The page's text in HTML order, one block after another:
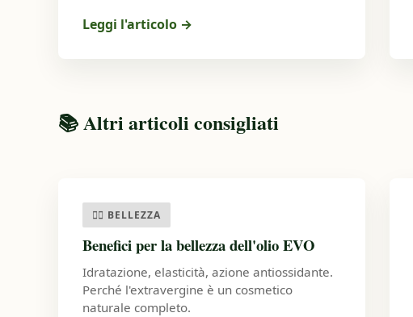
Leggi l'articolo →
📚 Altri articoli consigliati
💆‍♀️ BELLEZZA
Benefici per la bellezza dell'olio EVO
Idratazione, elasticità, azione antiossidante.
Perché l'extravergine è un cosmetico
naturale completo.